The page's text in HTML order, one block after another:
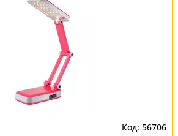
56706